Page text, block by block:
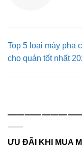
Top 5 loại máy pha
cho quán tốt nhất
ƯU ĐÃI KHI MUA